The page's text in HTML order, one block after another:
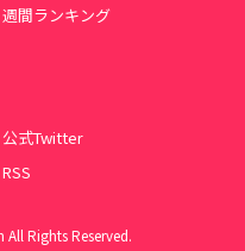
週間ランキング
公式Twitter
RSS
Rights Reserved.